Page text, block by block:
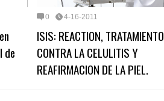
de
0 4-16-2011
ISIS: REACTION, TRATAMIENTO
CONTRA LA CELULITIS Y
REAFIRMACION DE LA PIEL.